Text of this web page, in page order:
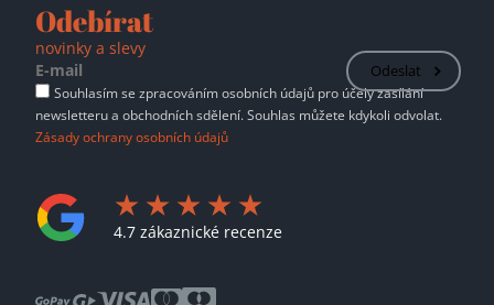
Odebírat
novinky a slevy
Odeslat
Souhlasím se zpracováním osobních údajů pro účely zasílání
newsletteru a obchodních sdělení. Souhlas můžete kdykoli odvolat.
Zásady ochrany osobních údajů
4.7 zákaznické recenze